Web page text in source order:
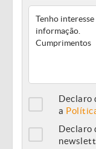
Declaro
a
Declaro